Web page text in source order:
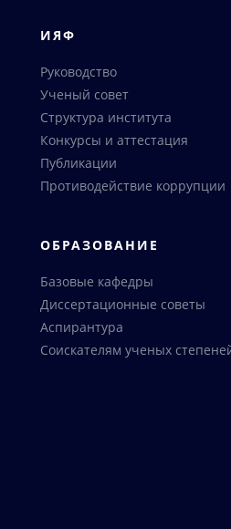
ИЯФ
Руководство
Ученый совет
Структура института
Конкурсы и аттестация
Публикации
Противодействие коррупции
ОБРАЗОВАНИЕ
Базовые кафедры
Диссертационные советы
Аспирантура
Соискателям ученых